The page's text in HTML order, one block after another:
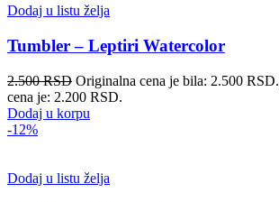
Dodaj u listu želja
Tumbler – Leptiri Watercolor
2.500RSD Originalna cena je bila: 2.500 RSD.
cena je: 2.200 RSD.
Dodaj u korpu
-12%
Dodaj u listu želja